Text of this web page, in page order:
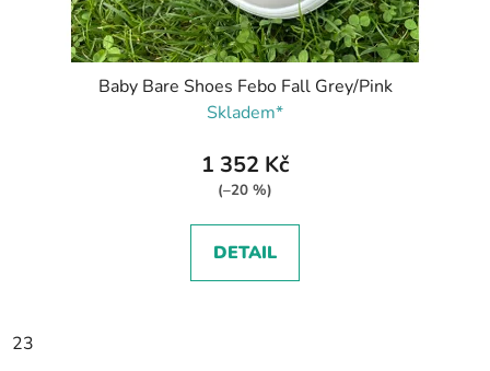
Baby Bare Shoes Febo Fall Grey/Pink
Skladem*
1 352 Kč
(–20 %)
DETAIL
23